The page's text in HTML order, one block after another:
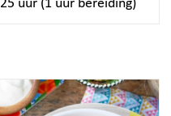
25 uur (1 uur bereiding)